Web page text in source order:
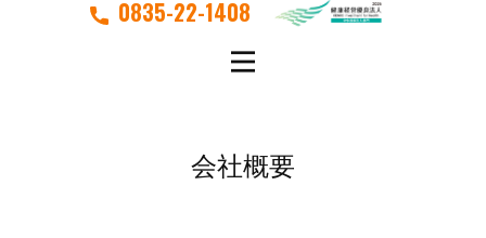
0835-22-1408
会社概要